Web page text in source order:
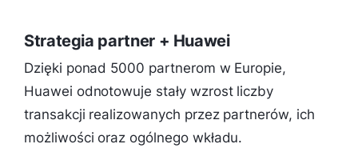
Strategia partner + Huawei
Dzięki ponad 5000 partnerom w Europie,
Huawei odnotowuje stały wzrost liczby
transakcji realizowanych przez partnerów, ich
możliwości oraz ogólnego wkładu.